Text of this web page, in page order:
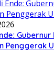
Penggerak